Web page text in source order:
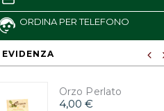
ORDINA PER TELEFONO
EVIDENZA
Orzo Perlato
4,00 €